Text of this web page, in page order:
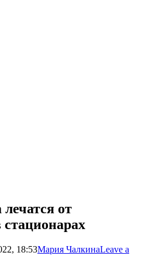
от
стационарах
18:53Мария ЧалкинаLeave a